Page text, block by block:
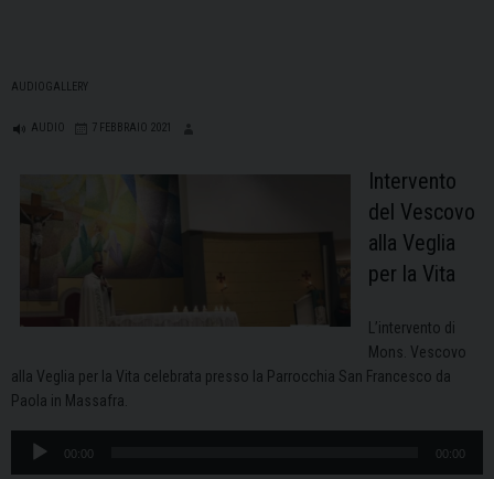
AUDIOGALLERY
AUDIO 7 FEBBRAIO 2021
Intervento
del Vescovo
alla Veglia
per la Vita
L’intervento di
Mons. Vescovo
alla Veglia per la Vita celebrata presso la Parrocchia San Francesco da
Paola in Massafra.
Audio
00:00 00:00